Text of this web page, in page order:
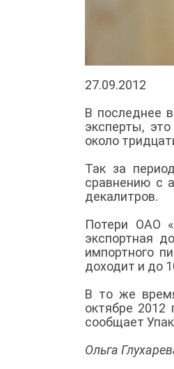
27.09.2012
В последнее
эксперты,
около
Так за
сравнению с
декалитров.
Потери ОАО
экспортная
импортного
доходит и до
В то же
октябре 2012
сообщает
Ольга